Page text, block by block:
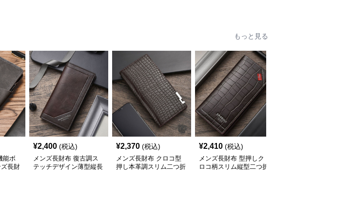
もっと見る
能ボ
長財
¥2,400 (税込)
メンズ長財布 復古調ス
テッチデザイン薄型縦長
¥2,370 (税込)
メンズ長財布 クロコ型
押し本革調スリム二つ折
¥2,410 (税込)
メンズ長財布 型押しク
ロコ柄スリム縦型二つ折